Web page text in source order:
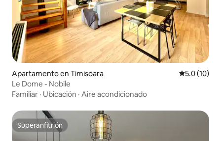
Apartamento en Timisoara Calificación
5.0 (10)
Le Dome - Nobile
Familiar · Ubicación · Aire acondicionado
Superanfitrión
Superanfitrión